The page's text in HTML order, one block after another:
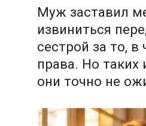
Муж заставил
извиниться
сестрой за то,
права. Но таких
они точно не